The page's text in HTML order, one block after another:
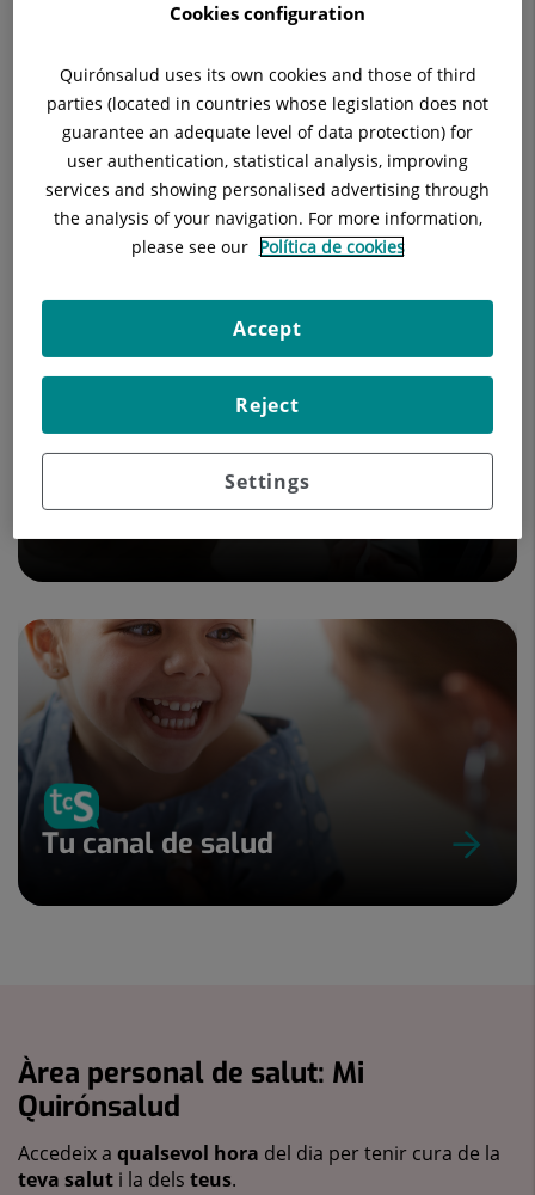
Descripció EDUCACIÓ DIABETOLÒGICA
Els nostres blogs
Tu canal de salud
Àrea personal de salut: Mi
Quirónsalud
Accedeix a qualsevol hora del dia per tenir cura de la
teva salut i la dels teus.
Cookies configuration
Quirónsalud uses its own cookies and those of third
parties (located in countries whose legislation does not
guarantee an adequate level of data protection) for
user authentication, statistical analysis, improving
services and showing personalised advertising through
the analysis of your navigation. For more information,
please see our Política de cookies
Settings
Reject
Accept